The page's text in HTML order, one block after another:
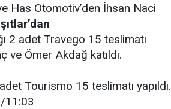
Has Otomotiv’den İhsan Naci
2 adet Travego 15 teslimatı
Ömer Akdağ katıldı.
Tourismo 15 teslimatı yapıldı.
11:03